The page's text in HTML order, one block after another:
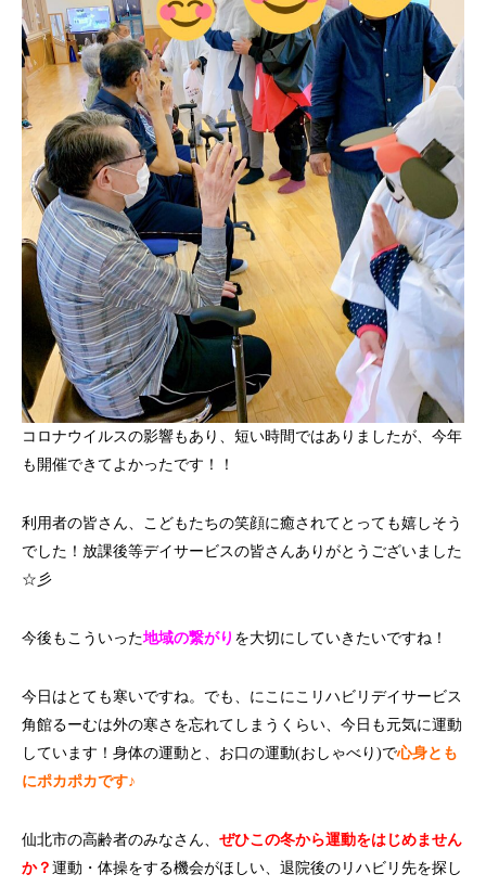
コロナウイルスの影響もあり、短い時間ではありましたが、今年
も開催できてよかったです！！
利用者の皆さん、こどもたちの笑顔に癒されてとっても嬉しそう
でした！放課後等デイサービスの皆さんありがとうございました
☆彡
今後もこういった地域の繋がり を大切にしていきたいですね！
今日はとても寒いですね。でも、にこにこリハビリデイサービス
角館るーむは外の寒さを忘れてしまうくらい、今日も元気に運動
しています！身体の運動と、お口の運動(おしゃべり)で心身とも
にポカポカです♪
仙北市の高齢者のみなさん、 ぜひこの冬から運動をはじめません
か？ 運動・体操をする機会がほしい、退院後のリハビリ先を探し